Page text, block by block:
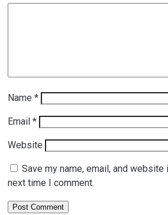
Name *
Email *
Website
Save my name, email, and
next time I comment.